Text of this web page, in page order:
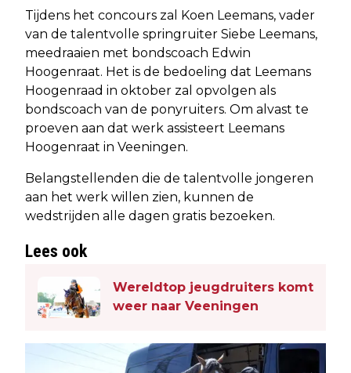
Tijdens het concours zal Koen Leemans, vader
van de talentvolle springruiter Siebe Leemans,
meedraaien met bondscoach Edwin
Hoogenraat. Het is de bedoeling dat Leemans
Hoogenraad in oktober zal opvolgen als
bondscoach van de ponyruiters. Om alvast te
proeven aan dat werk assisteert Leemans
Hoogenraat in Veeningen.
Belangstellenden die de talentvolle jongeren
aan het werk willen zien, kunnen de
wedstrijden alle dagen gratis bezoeken.
Lees ook
Wereldtop jeugdruiters komt
weer naar Veeningen